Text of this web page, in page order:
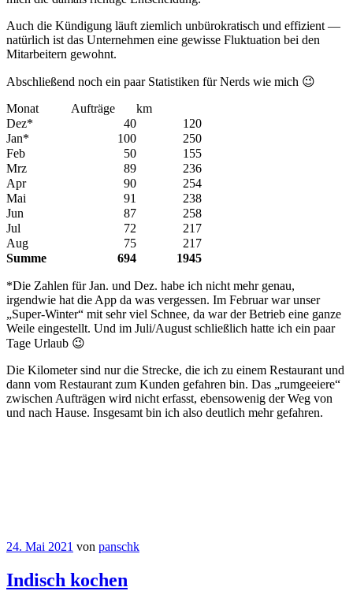
Auch die Kündigung läuft ziemlich unbürokratisch und effizient —
natürlich ist das Unternehmen eine gewisse Fluktuation bei den
Mitarbeitern gewohnt.
Abschließend noch ein paar Statistiken für Nerds wie mich 😉
Monat
Aufträge
km
Dez*
40
120
Jan*
100
250
Feb
50
155
Mrz
89
236
Apr
90
254
Mai
91
238
Jun
87
258
Jul
72
217
Aug
75
217
Summe
694 1945
*Die Zahlen für Jan. und Dez. habe ich nicht mehr genau,
irgendwie hat die App da was vergessen. Im Februar war unser
„Super-Winter“ mit sehr viel Schnee, da war der Betrieb eine ganze
Weile eingestellt. Und im Juli/August schließlich hatte ich ein paar
Tage Urlaub 😉
Die Kilometer sind nur die Strecke, die ich zu einem Restaurant und
dann vom Restaurant zum Kunden gefahren bin. Das „rumgeeiere“
zwischen Aufträgen wird nicht erfasst, ebensowenig der Weg von
und nach Hause. Insgesamt bin ich also deutlich mehr gefahren.
24. Mai 2021 von panschk
Indisch kochen